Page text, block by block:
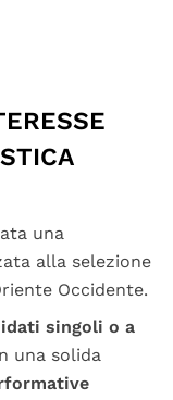
una
alla selezione
Occidente.
singoli o a
una solida